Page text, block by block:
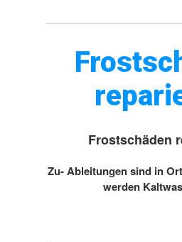
Frostschäden
Zu- Ableitungen sind in
werden